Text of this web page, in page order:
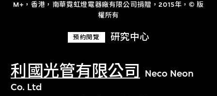
M+，香港，南華霓虹燈電器廠有限公司捐贈，2015年，© 版
權所有
預約閱覽 研究中心
利國光管有限公司
Neco Neon
Co. Ltd